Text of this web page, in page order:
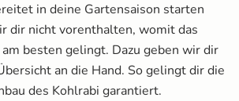
in deine Gartensaison starten
dir nicht vorenthalten, womit das
besten gelingt. Dazu geben wir dir
an die Hand. So gelingt dir die
des Kohlrabi garantiert.